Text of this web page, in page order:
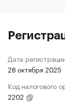
Дата
28 октября 2025
Код налогового
2202